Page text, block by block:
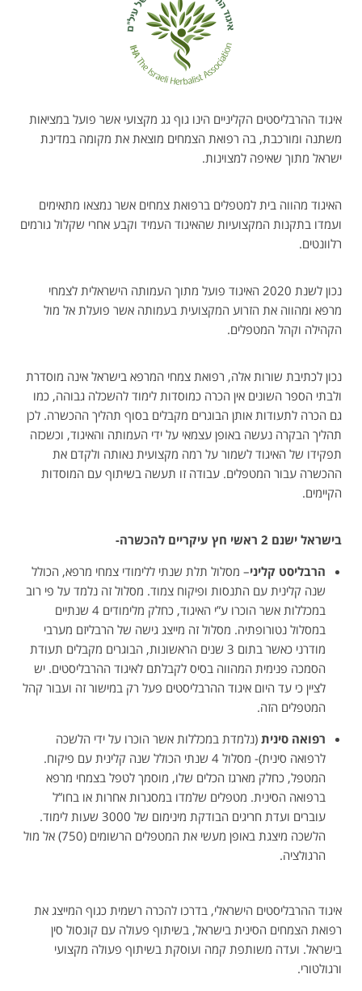
איגוד ההרבליסטים הקליניים הינו גוף גג מקצועי אשר פועל במציאות
משתנה ומורכבת, בה רפואת הצמחים מוצאת את מקומה במדינת
ישראל מתוך שאיפה למצוינות.
האיגוד מהווה בית למטפלים ברפואת צמחים אשר נמצאו מתאימים
ועמדו בתקנות המקצועיות שהאיגוד העמיד וקבע אחרי שקלול גורמים
רלוונטים.
נכון לשנת 2020 האיגוד פועל מתוך העמותה הישראלית לצמחי
מרפא ומהווה את הזרוע המקצועית בעמותה אשר פועלת אל מול
הקהילה וקהל המטפלים.
נכון לכתיבת שורות אלה, רפואת צמחי המרפא בישראל אינה מוסדרת
ולבתי הספר השונים אין הכרה כמוסדות לימוד להשכלה גבוהה, כמו
גם הכרה לתעודות אותן הבוגרים מקבלים בסוף תהליך ההכשרה. לכן
תהליך הבקרה נעשה באופן עצמאי על ידי העמותה והאיגוד, וכשכזה
תפקידו של האיגוד לשמור על רמה מקצועית נאותה ולקדם את
ההכשרה עבור המטפלים. עבודה זו תעשה בשיתוף עם המוסדות
הקיימים.
בישראל ישנם 2 ראשי חץ עיקריים להכשרה-
הרבליסט קליני– מסלול תלת שנתי ללימודי צמחי מרפא, הכולל
שנה קלינית עם התנסות ופיקוח צמוד. מסלול זה נלמד על פי רוב
במכללות אשר הוכרו ע”י האיגוד, כחלק מלימודים 4 שנתיים
במסלול נטורופתיה. מסלול זה מייצג גישה של הרבליזם מערבי
מודרני כאשר בתום 3 שנים הראשונות, הבוגרים מקבלים תעודת
הסמכה פנימית המהווה בסיס לקבלתם לאיגוד ההרבליסטים. יש
לציין כי עד היום איגוד ההרבליסטים פעל רק במישור זה ועבור קהל
המטפלים הזה.
רפואה סינית (נלמדת במכללות אשר הוכרו על ידי הלשכה
לרפואה סינית)- מסלול 4 שנתי הכולל שנה קלינית עם פיקוח.
המטפל, כחלק מארגז הכלים שלו, מוסמך לטפל בצמחי מרפא
ברפואה הסינית. מטפלים שלמדו במסגרות אחרות או בחו”ל
עוברים ועדת חריגים הבודקת מינימום של 3000 שעות לימוד.
הלשכה מיצגת באופן מעשי את המטפלים הרשומים (750) אל מול
הרגולציה.
איגוד ההרבליסטים הישראלי, בדרכו להכרה רשמית כגוף המייצג את
רפואת הצמחים הסינית בישראל, בשיתוף פעולה עם קונסול סין
בישראל. ועדה משותפת קמה ועוסקת בשיתוף פעולה מקצועי
ורגולטורי.